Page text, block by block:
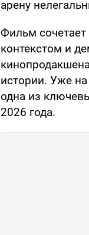
арену
Фильм
контекстом и
истории. Уже на
одна из
2026 года.